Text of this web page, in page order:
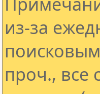
из-за
проч., все